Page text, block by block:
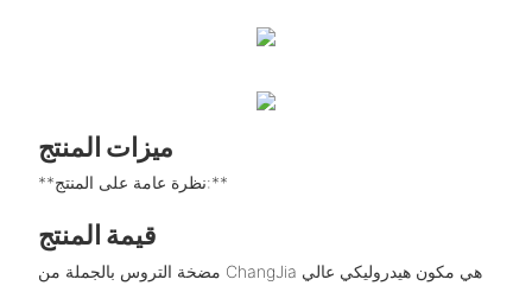
ميزات المنتج
**نظرة عامة على المنتج:**
قيمة المنتج
مضخة التروس بالجملة من ChangJia هي مكون هيدروليكي عالي